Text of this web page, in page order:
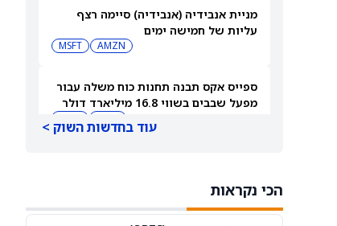
מניית אנבידיה (אנבידיה) סיימה רצף
עליות של חמישה ימים
AMZN
MSFT
ספייס אקס תבנה תחנות כוח משלה עבור
מפעל שבבים בשווי 16.8 מיליארד דולר
מהלך ה-AI inference שלה
עוד בחדשות השוק >
הכי נקראות